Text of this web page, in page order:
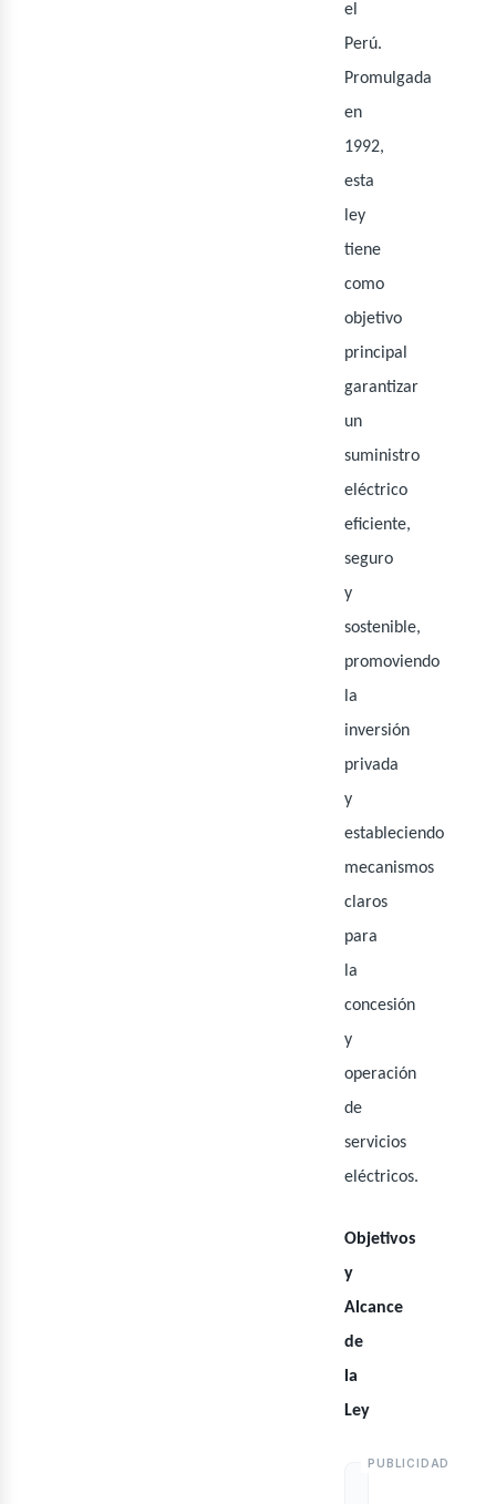
el
Perú.
Promulgada
en
1992,
esta
ley
tiene
como
objetivo
principal
garantizar
un
suministro
eléctrico
eficiente,
seguro
y
sostenible,
promoviendo
la
inversión
privada
y
estableciendo
mecanismos
claros
para
la
concesión
y
operación
de
servicios
eléctricos.
Objetivos
y
Alcance
de
la
Ley